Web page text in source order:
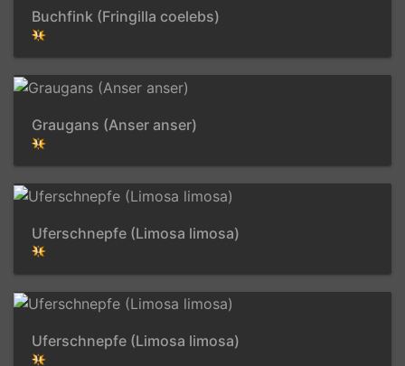
Buchfink (Fringilla coelebs)
Graugans (Anser anser)
Uferschnepfe (Limosa limosa)
Uferschnepfe (Limosa limosa)